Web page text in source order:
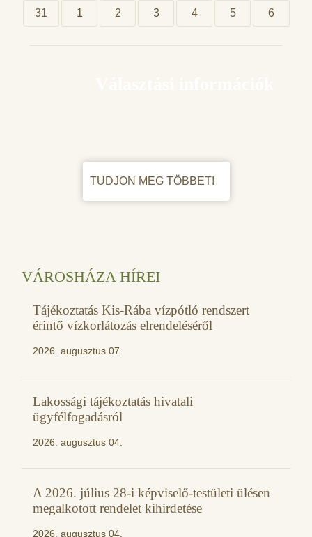
31 1 2 3 4 5 6
TUDJON MEG TÖBBET!
VÁROSHÁZA HÍREI
Tájékoztatás Kis-Rába vízpótló rendszert
érintő vízkorlátozás elrendeléséről
2026. augusztus 07.
Lakossági tájékoztatás hivatali
ügyfélfogadásról
2026. augusztus 04.
A 2026. július 28-i képviselő-testületi ülésen
megalkotott rendelet kihirdetése
2026. augusztus 04.